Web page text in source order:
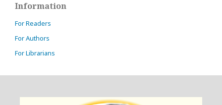
Information
For Readers
For Authors
For Librarians